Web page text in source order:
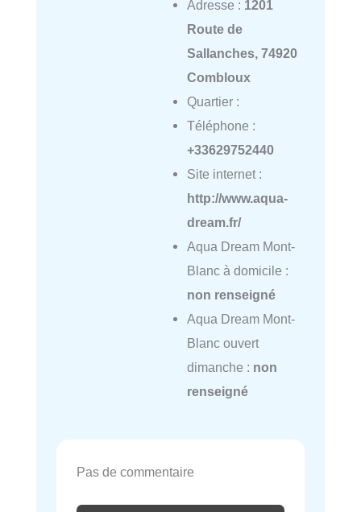
Adresse : 1201
Route de
Sallanches, 74920
Combloux
Quartier :
Téléphone :
+33629752440
Site internet :
http://www.aqua-
dream.fr/
Aqua Dream Mont-
Blanc à domicile :
non renseigné
Aqua Dream Mont-
Blanc ouvert
dimanche : non
renseigné
Pas de commentaire